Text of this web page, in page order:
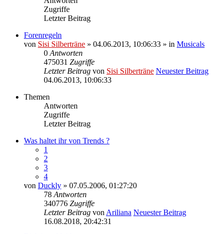
Zugriffe
Letzter Beitrag
Forenregeln
von Sisi Silberträne » 04.06.2013, 10:06:33 » in Musicals
0 Antworten
475031 Zugriffe
Letzter Beitrag von Sisi Silberträne Neuester Beitrag
04.06.2013, 10:06:33
Themen
Antworten
Zugriffe
Letzter Beitrag
Was haltet ihr von Trends ?
1
2
3
4
von Duckly » 07.05.2006, 01:27:20
78 Antworten
340776 Zugriffe
Letzter Beitrag von Ariliana Neuester Beitrag
16.08.2018, 20:42:31